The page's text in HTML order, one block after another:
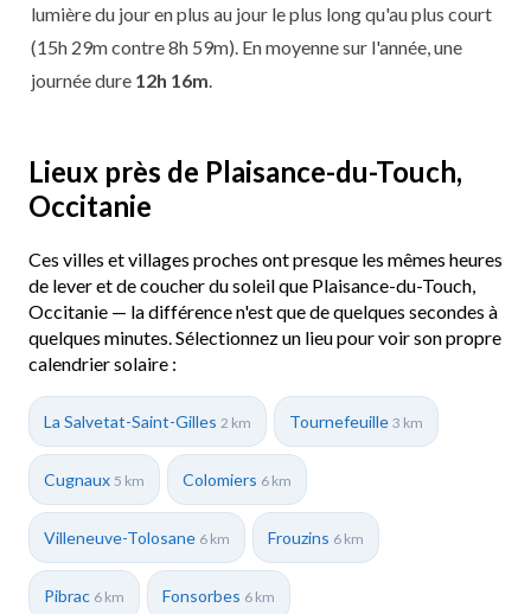
lumière du jour en plus au jour le plus long qu'au plus court
(15h 29m contre 8h 59m). En moyenne sur l'année, une
journée dure 12h 16m
Lieux près de Plaisance-du-Touch,
Occitanie
Ces villes et villages proches ont presque les mêmes heures
de lever et de coucher du soleil que Plaisance-du-Touch,
Occitanie — la différence n'est que de quelques secondes à
quelques minutes. Sélectionnez un lieu pour voir son propre
calendrier solaire :
La Salvetat-Saint-Gilles 2 km Tournefeuille 3 km
Cugnaux 5 km Colomiers 6 km
Villeneuve-Tolosane 6 km Frouzins 6 km
Pibrac 6 km Fonsorbes 6 km